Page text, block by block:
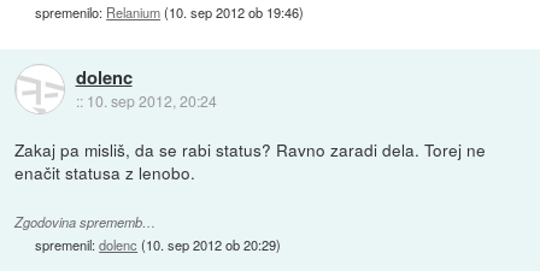
spremenilo: Relanium(10. sep 2012 ob 19:46)
dolenc
:: 10. sep 2012, 20:24
Zakaj pa misliš, da se rabi status? Ravno zaradi dela. Torej ne
enačit statusa z lenobo.
Zgodovina sprememb…
spremenil:dolenc (10. sep 2012 ob 20:29)